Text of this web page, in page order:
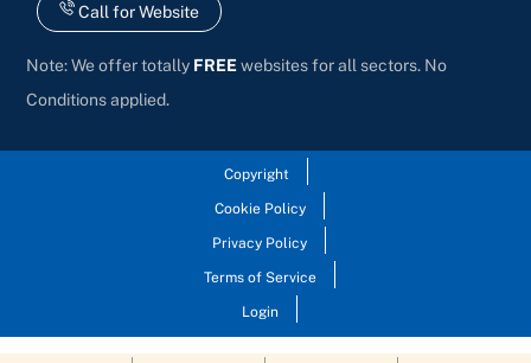
Call for Website
Note: We offer totally FREE websites for all sectors. No
Conditions applied.
Copyright
Cookie Policy
Privacy Policy
Terms of Service
Login